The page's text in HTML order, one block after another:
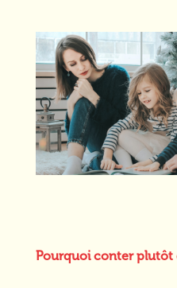
Pourquoi conter plutôt